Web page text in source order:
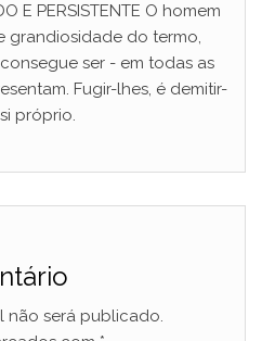
E PERSISTENTE O homem
grandiosidade do termo,
ser - em todas as
Fugir-lhes, é demitir-
próprio.
não será publicado.